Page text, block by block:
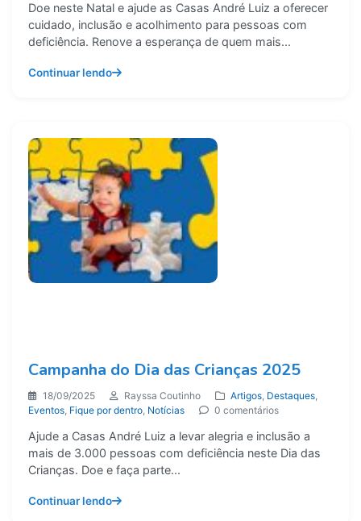
Doe neste Natal e ajude as Casas André Luiz a oferecer
cuidado, inclusão e acolhimento para pessoas com
deficiência. Renove a esperança de quem mais...
Continuar lendo
Campanha do Dia das Crianças 2025
18/09/2025 Rayssa Coutinho Artigos, Destaques,
Eventos, Fique por dentro, Notícias 0 comentários
Ajude a Casas André Luiz a levar alegria e inclusão a
mais de 3.000 pessoas com deficiência neste Dia das
Crianças. Doe e faça parte...
Continuar lendo